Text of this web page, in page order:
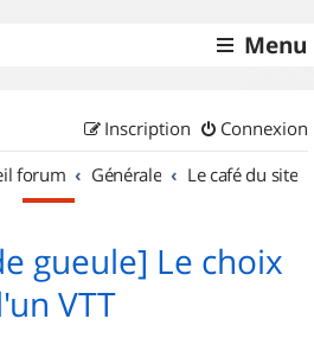
Menu
Connexion
Inscription
forum Générale Le café du site
gueule] Le choix
VTT